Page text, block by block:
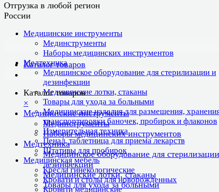
Отгрузка в любой регион
России
Медицинские инструменты
Мединструменты
Наборы медицинских инструментов
Медтехника
Медицинское оборудование для стерилизации и
дезинфекции
Медицинские лотки, стаканы
Товары для ухода за больными
Медицинские изделия для размещения,
транспортировки баночек, пробирок и флаконов
Измерительная техника
Пенал, таблетница для приема лекарств
Штативы для пробирок
Медицинская мебель
Кресла гинекологические
Кровати и столы для новорожденных
Кровати медицинские
Каталог товаров
Каталог товаров
×
Медицинские инструменты
Мединструменты
Наборы медицинских инструментов
Медтехника
Медицинское оборудование для
дезинфекции
Медицинские лотки, стаканы
Товары для ухода за больными